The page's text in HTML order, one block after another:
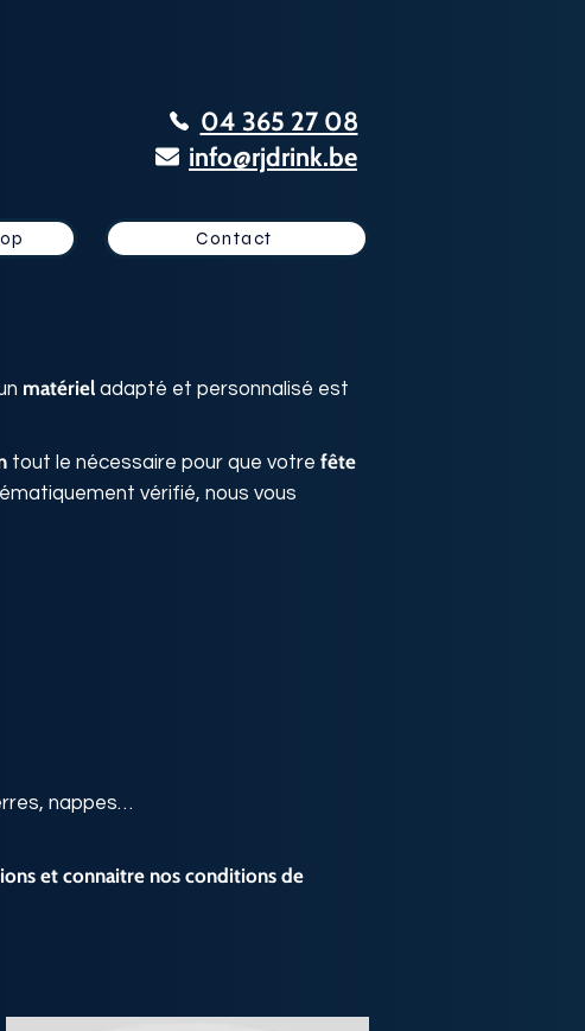
04 365 27 08
info@rjdrink.be
Contact
matériel adapté et personnalisé est
tout le nécessaire pour que votre fête
vérifié, nous vous
nappes…
et connaitre nos conditions de